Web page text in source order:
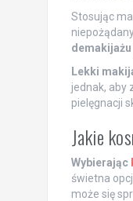
Stosując
demakijażu
Lekki
jednak, aby
pielęgnacji
Jakie
Wybierając
świetna
może się